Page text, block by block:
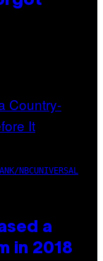
NBCUNIVERSAL
a
in 2018